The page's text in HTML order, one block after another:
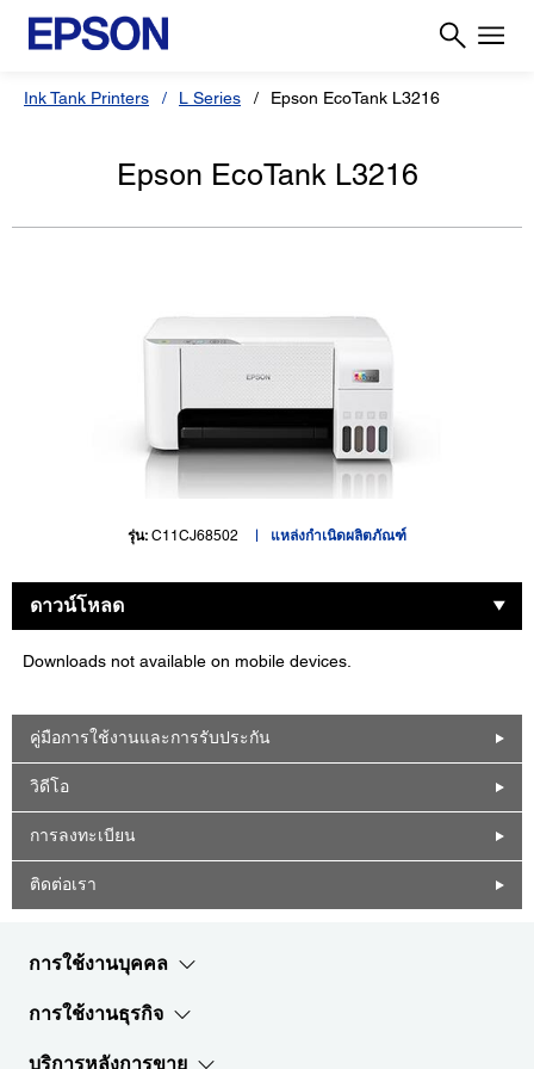
Ink Tank Printers L Series Epson EcoTank L3216
Epson EcoTank L3216
รุ่น: C11CJ68502 แหล่งกำเนิดผลิตภัณฑ์
ดาวน์โหลด
Downloads not available on mobile devices.
คู่มือการใช้งานและการรับประกัน
วิดีโอ
การลงทะเบียน
ติดต่อเรา
การใช้งานบุคคล
การใช้งานธุรกิจ
บริการหลังการขาย